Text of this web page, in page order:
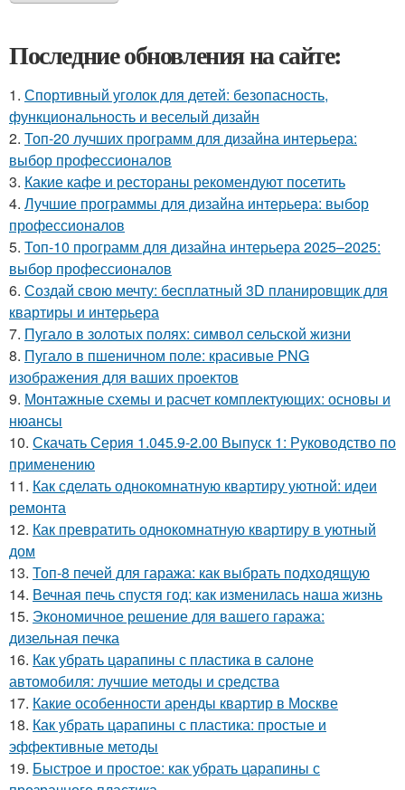
Последние обновления на сайте:
1. Спортивный уголок для детей: безопасность,
функциональность и веселый дизайн
2. Топ-20 лучших программ для дизайна интерьера:
выбор профессионалов
3. Какие кафе и рестораны рекомендуют посетить
4. Лучшие программы для дизайна интерьера: выбор
профессионалов
5. Топ-10 программ для дизайна интерьера 2025–2025:
выбор профессионалов
6. Создай свою мечту: бесплатный 3D планировщик для
квартиры и интерьера
7. Пугало в золотых полях: символ сельской жизни
8. Пугало в пшеничном поле: красивые PNG
изображения для ваших проектов
9. Монтажные схемы и расчет комплектующих: основы и
нюансы
10. Скачать Серия 1.045.9-2.00 Выпуск 1: Руководство по
применению
11. Как сделать однокомнатную квартиру уютной: идеи
ремонта
12. Как превратить однокомнатную квартиру в уютный
дом
13. Топ-8 печей для гаража: как выбрать подходящую
14. Вечная печь спустя год: как изменилась наша жизнь
15. Экономичное решение для вашего гаража:
дизельная печка
16. Как убрать царапины с пластика в салоне
автомобиля: лучшие методы и средства
17. Какие особенности аренды квартир в Москве
18. Как убрать царапины с пластика: простые и
эффективные методы
19. Быстрое и простое: как убрать царапины с